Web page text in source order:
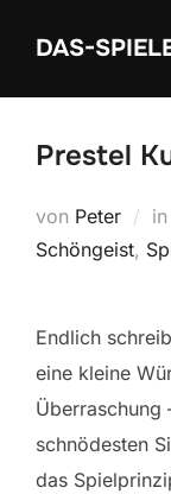
InhaltDAS-
Prestel
von Peter in
Schöngeist,
Endlich
eine kleine
Überraschung
schnödesten
das